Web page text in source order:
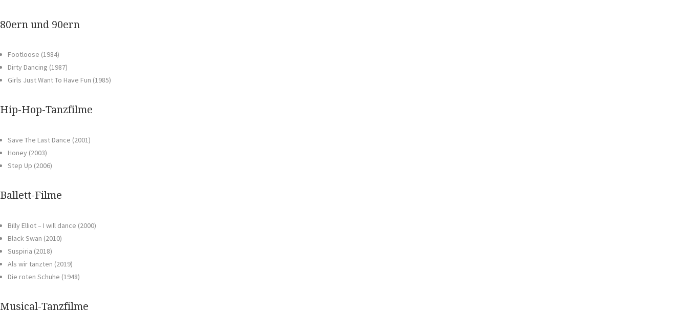
80ern und 90ern
Footloose (1984)
Dirty Dancing (1987)
Girls Just Want To Have Fun (1985)
Hip-Hop-Tanzfilme
Save The Last Dance (2001)
Honey (2003)
Step Up (2006)
Ballett-Filme
Billy Elliot – I will dance (2000)
Black Swan (2010)
Suspiria (2018)
Als wir tanzten (2019)
Die roten Schuhe (1948)
Musical-Tanzfilme